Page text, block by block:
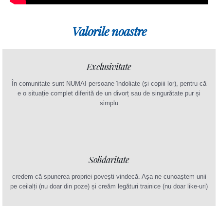
Valorile noastre
Exclusivitate
În comunitate sunt NUMAI persoane îndoliate (și copiii lor), pentru că
e o situație complet diferită de un divorț sau de singurătate pur și
simplu
Solidaritate
credem că spunerea propriei povești vindecă. Așa ne cunoaștem unii
pe ceilalți (nu doar din poze) și creăm legături trainice (nu doar like-uri)